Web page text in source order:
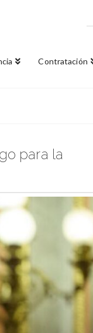
Contratación
para la